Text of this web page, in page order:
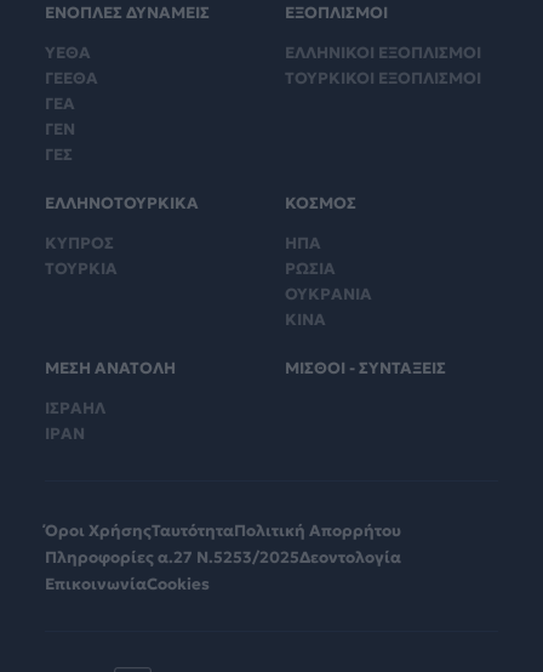
ΕΝΟΠΛΕΣ ΔΥΝΑΜΕΙΣ
ΥΕΘΑ
ΓΕΕΘΑ
ΓΕΑ
ΓΕΝ
ΓΕΣ
ΕΞΟΠΛΙΣΜΟΙ
ΕΛΛΗΝΙΚΟΙ ΕΞΟΠΛΙΣΜΟΙ
ΤΟΥΡΚΙΚΟΙ ΕΞΟΠΛΙΣΜΟΙ
ΕΛΛΗΝΟΤΟΥΡΚΙΚΑ
ΚΥΠΡΟΣ
ΤΟΥΡΚΙΑ
ΚΟΣΜΟΣ
ΗΠΑ
ΡΩΣΙΑ
ΟΥΚΡΑΝΙΑ
ΚΙΝΑ
ΜΕΣΗ ΑΝΑΤΟΛΗ
ΙΣΡΑΗΛ
ΙΡΑΝ
ΜΙΣΘΟΙ - ΣΥΝΤΑΞΕΙΣ
Όροι ΧρήσηςΤαυτότηταΠολιτική Απορρήτου
Πληροφορίες α.27 Ν.5253/2025Δεοντολογία
ΕπικοινωνίαCookies